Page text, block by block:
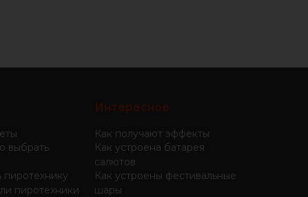
выбрать
пиротехнику
пиротехники
Интересное
Как получают эффекты
Как устроена батарея
салютов
Как устроены фестивальные
шары